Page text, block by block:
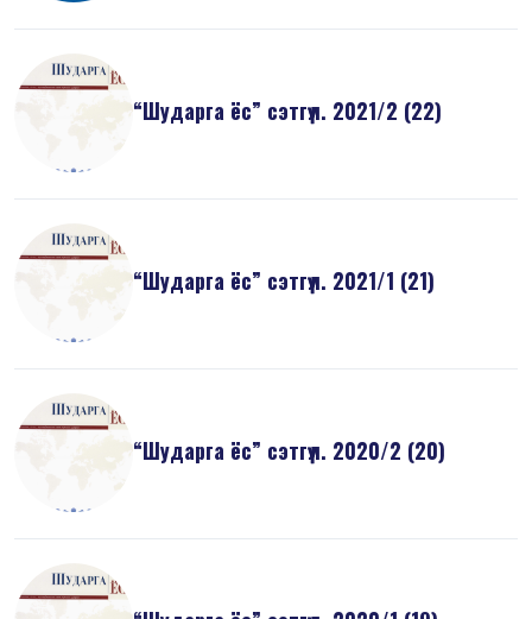
“Шударга ёс” сэтгүүл. 2021/2 (22)
“Шударга ёс” сэтгүүл. 2021/1 (21)
“Шударга ёс” сэтгүүл. 2020/2 (20)